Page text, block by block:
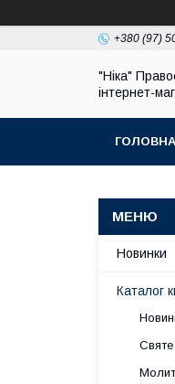
+380 (97)
"Ніка"
інтернет-
ГОЛОВНА
Новинки
Каталог